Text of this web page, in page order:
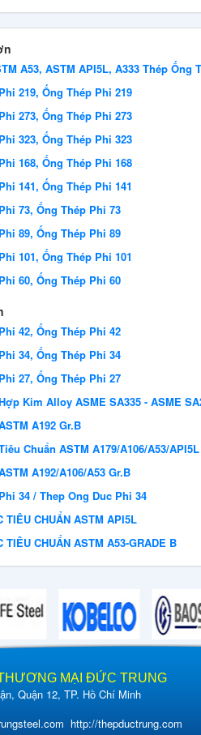
A53, ASTM API5L, A333 Thép Ống
219, Ống Thép Phi 219
273, Ống Thép Phi 273
323, Ống Thép Phi 323
168, Ống Thép Phi 168
141, Ống Thép Phi 141
73, Ống Thép Phi 73
89, Ống Thép Phi 89
101, Ống Thép Phi 101
60, Ống Thép Phi 60
42, Ống Thép Phi 42
34, Ống Thép Phi 34
27, Ống Thép Phi 27
Kim Alloy ASME SA335 - ASME
A192 Gr.B
Chuẩn ASTM A179/A106/A53/
A192/A106/A53 Gr.B
34 / Thep Ong Duc Phi 34
TIÊU CHUẨN ASTM API5L
TIÊU CHUẨN ASTM A53-GRADE B
MẠI ĐỨC TRUNG
Quận 12, TP. Hồ Chí Minh
http://thepductrung.com